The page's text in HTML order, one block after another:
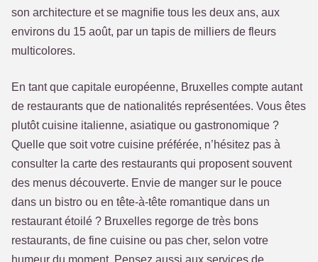
son architecture et se magnifie tous les deux ans, aux
environs du 15 août, par un tapis de milliers de fleurs
multicolores.
En tant que capitale européenne, Bruxelles compte autant
de restaurants que de nationalités représentées. Vous êtes
plutôt cuisine italienne, asiatique ou gastronomique ?
Quelle que soit votre cuisine préférée, n’hésitez pas à
consulter la carte des restaurants qui proposent souvent
des menus découverte. Envie de manger sur le pouce
dans un bistro ou en tête-à-tête romantique dans un
restaurant étoilé ? Bruxelles regorge de très bons
restaurants, de fine cuisine ou pas cher, selon votre
humeur du moment. Pensez aussi aux services de